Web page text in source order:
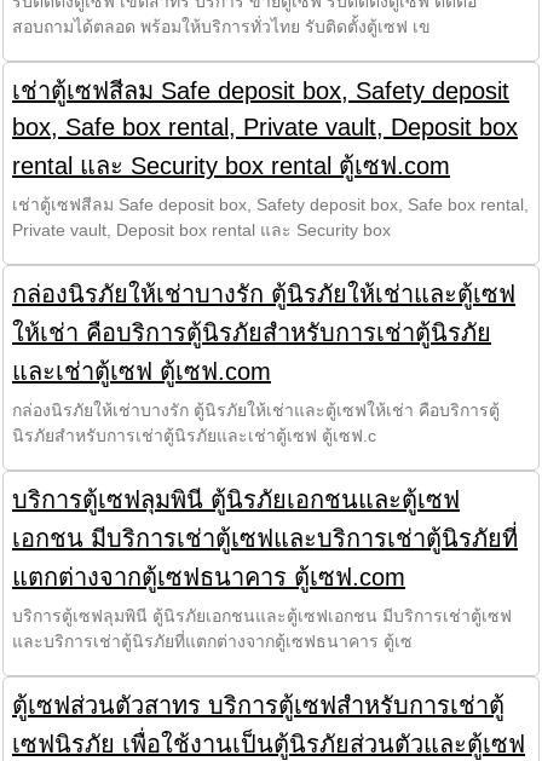
สอบถามได้ตลอด พร้อมให้บริการทั่วไทย รับติดตั้งตู้เซฟ เข
เช่าตู้เซฟสีลม Safe deposit box, Safety deposit
box, Safe box rental, Private vault, Deposit box
rental และ Security box rental ตู้เซฟ.com
เช่าตู้เซฟสีลม Safe deposit box, Safety deposit box, Safe box rental,
Private vault, Deposit box rental และ Security box
กล่องนิรภัยให้เช่าบางรัก ตู้นิรภัยให้เช่าและตู้เซฟ
ให้เช่า คือบริการตู้นิรภัยสำหรับการเช่าตู้นิรภัย
และเช่าตู้เซฟ ตู้เซฟ.com
กล่องนิรภัยให้เช่าบางรัก ตู้นิรภัยให้เช่าและตู้เซฟให้เช่า คือบริการตู้
นิรภัยสำหรับการเช่าตู้นิรภัยและเช่าตู้เซฟ ตู้เซฟ.c
บริการตู้เซฟลุมพินี ตู้นิรภัยเอกชนและตู้เซฟ
เอกชน มีบริการเช่าตู้เซฟและบริการเช่าตู้นิรภัยที่
แตกต่างจากตู้เซฟธนาคาร ตู้เซฟ.com
บริการตู้เซฟลุมพินี ตู้นิรภัยเอกชนและตู้เซฟเอกชน มีบริการเช่าตู้เซฟ
และบริการเช่าตู้นิรภัยที่แตกต่างจากตู้เซฟธนาคาร ตู้เซ
ตู้เซฟส่วนตัวสาทร บริการตู้เซฟสำหรับการเช่าตู้
เซฟนิรภัย เพื่อใช้งานเป็นตู้นิรภัยส่วนตัวและตู้เซฟ